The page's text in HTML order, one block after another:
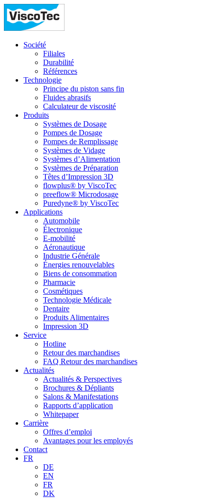
Société
Filiales
Durabilité
Références
Technologie
Principe du piston sans fin
Fluides abrasifs
Calculateur de viscosité
Produits
Systèmes de Dosage
Pompes de Dosage
Pompes de Remplissage
Systèmes de Vidage
Systèmes d’Alimentation
Systèmes de Préparation
Têtes d’Impression 3D
flowplus® by ViscoTec
preeflow® Microdosage
Puredyne® by ViscoTec
Applications
Automobile
Électronique
E-mobilité
Aéronautique
Industrie Générale
Énergies renouvelables
Biens de consommation
Pharmacie
Cosmétiques
Technologie Médicale
Dentaire
Produits Alimentaires
Impression 3D
Service
Hotline
Retour des marchandises
FAQ Retour des marchandises
Actualités
Actualités & Perspectives
Brochures & Dépliants
Salons & Manifestations
Rapports d’application
Whitepaper
Carrière
Offres d’emploi
Avantages pour les employés
Contact
FR
DE
EN
FR
DK